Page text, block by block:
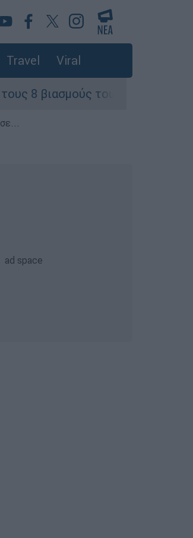
Travel Viral
τουριστριών - «Μόνο 3